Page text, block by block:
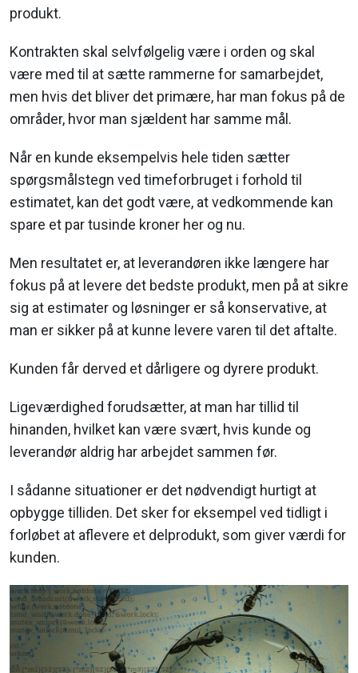
produkt.
Kontrakten skal selvfølgelig være i orden og skal
være med til at sætte rammerne for samarbejdet,
men hvis det bliver det primære, har man fokus på de
områder, hvor man sjældent har samme mål.
Når en kunde eksempelvis hele tiden sætter
spørgsmålstegn ved timeforbruget i forhold til
estimatet, kan det godt være, at vedkommende kan
spare et par tusinde kroner her og nu.
Men resultatet er, at leverandøren ikke længere har
fokus på at levere det bedste produkt, men på at sikre
sig at estimater og løsninger er så konservative, at
man er sikker på at kunne levere varen til det aftalte.
Kunden får derved et dårligere og dyrere produkt.
Ligeværdighed forudsætter, at man har tillid til
hinanden, hvilket kan være svært, hvis kunde og
leverandør aldrig har arbejdet sammen før.
I sådanne situationer er det nødvendigt hurtigt at
opbygge tilliden. Det sker for eksempel ved tidligt i
forløbet at aflevere et delprodukt, som giver værdi for
kunden.